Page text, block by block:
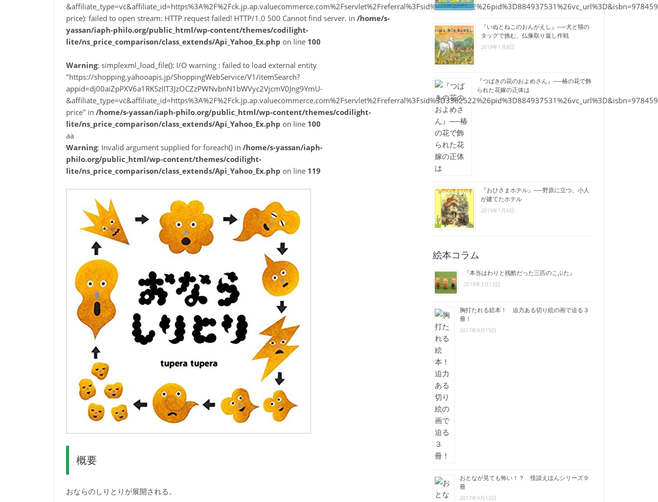
price): failed to open stream: HTTP request failed! HTTP/1.0 500 Cannot find server. in /home/s-
yassan/iaph-philo.org/public_html/wp-content/themes/codilight-
lite/ns_price_comparison/class_extends/Api_Yahoo_Ex.php on line 100
Warning: simplexml_load_file(): I/O warning : failed to load external entity
"https://shopping.yahooapis.jp/ShoppingWebService/V1/itemSearch?
appid=dj00aiZpPXV6a1RKSzlIT3JzOCZzPWNvbnN1bWVyc2VjcmV0Jng9YmU-
price" in /home/s-yassan/iaph-philo.org/public_html/wp-content/themes/codilight-
lite/ns_price_comparison/class_extends/Api_Yahoo_Ex.php on line 100
aa
Warning: Invalid argument supplied for foreach() in /home/s-yassan/iaph-
philo.org/public_html/wp-content/themes/codilight-
lite/ns_price_comparison/class_extends/Api_Yahoo_Ex.php on line 119
概要
おならのしりとりが展開される。
『いぬとねこのおんがえし』──犬と猫の
タッグで挑む、仏像取り返し作戦
2019年1月8日
『つばきの花のおよめさん』──椿の花で飾
られた花嫁の正体は
2019年1月7日
『おひさまホテル』──野原に立つ、小人
が建てたホテル
2019年1月6日
絵本コラム
『本当はわりと残酷だった三匹のこぶた』
2018年3月12日
胸打たれる絵本！ 迫力ある切り絵の画で迫る３
冊！
2017年9月15日
おとなが見ても怖い！？ 怪談えほんシリーズ９
冊
2017年9月12日